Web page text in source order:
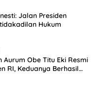
Jalan Presiden
Hukum
Aurum Obe Titu Eki Resmi
RI, Keduanya Berhasil